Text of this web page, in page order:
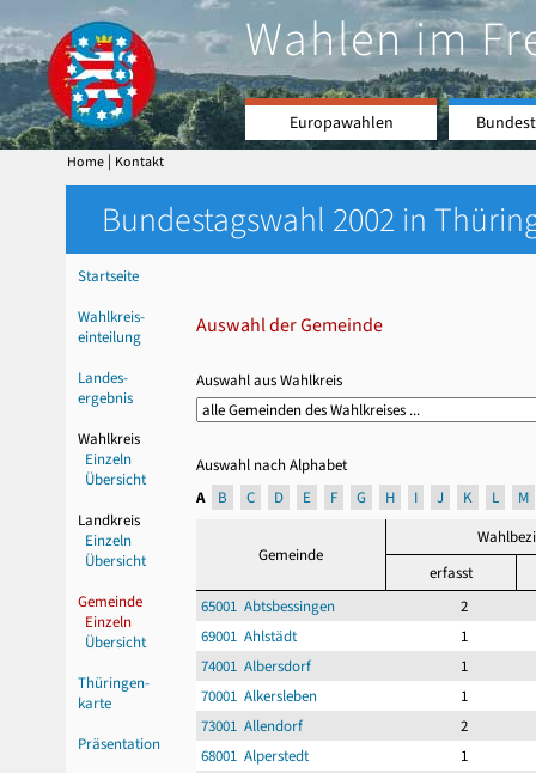
Wahlen im
Europawahlen
Home | Kontakt
Bundestagswahl 2002 in
Startseite
Wahlkreis-
einteilung
Landes-
ergebnis
Wahlkreis
Einzeln
Übersicht
Landkreis
Einzeln
Übersicht
Gemeinde
Einzeln
Übersicht
Thüringen-
karte
Präsentation
Auswahl der Gemeinde
Auswahl aus Wahlkreis
Auswahl nach Alphabet
A
B C D E F G H I J K L M
Gemeinde
erfasst
65001 Abtsbessingen
2
69001 Ahlstädt
1
74001 Albersdorf
1
70001 Alkersleben
1
73001 Allendorf
2
68001 Alperstedt
1